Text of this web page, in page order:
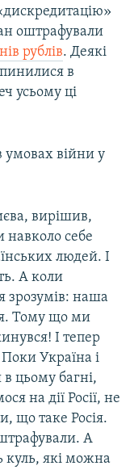
оштрафували
рублів. Деякі
в
усьому ці
війни у
вирішив,
навколо себе
людей. І
А коли
зрозумів: наша
Тому що ми
І тепер
Україна і
цьому багні,
на дії Росії, не
що таке Росія.
А
куль, які можна